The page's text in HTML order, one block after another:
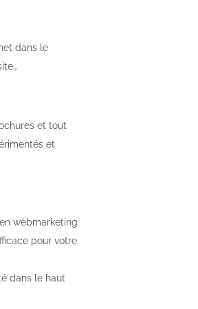
dans le
et tout
et
webmarketing
pour votre
dans le haut